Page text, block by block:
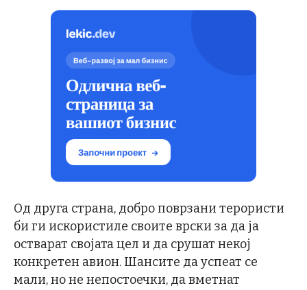
Од друга страна, добро поврзани терористи
би ги искористиле своите врски за да ја
остварат својата цел и да срушат некој
конкретен авион. Шансите да успеат се
мали, но не непостоечки, да вметнат